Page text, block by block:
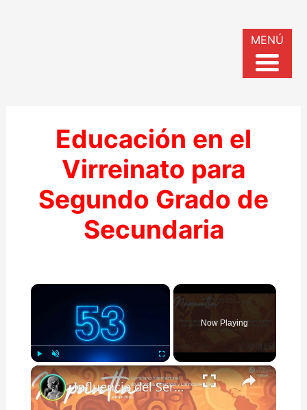
Educación en el
Virreinato para
Segundo Grado de
Secundaria
×
Play Unmute Fullscreen
Now Playing
×
Influencia del Sermón de Montesinos en la Escuela de Salamanca
MENÚ